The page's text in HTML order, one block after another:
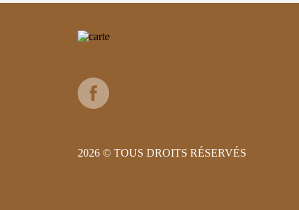
2026 © TOUS DROITS RÉSERVÉS